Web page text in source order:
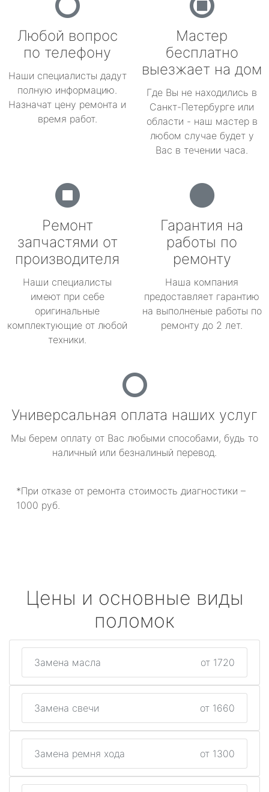
Любой вопрос
по телефону
Наши специалисты дадут
полную информацию.
Назначат цену ремонта и
время работ.
Мастер
бесплатно
выезжает на дом
Где Вы не находились в
Санкт-Петербурге или
области - наш мастер в
любом случае будет у
Вас в течении часа.
Ремонт
запчастями от
производителя
Наши специалисты
имеют при себе
оригинальные
комплектующие от любой
техники.
Гарантия на
работы по
ремонту
Наша компания
предоставляет гарантию
на выполненые работы по
ремонту до 2 лет.
Универсальная оплата наших услуг
Мы берем оплату от Вас любыми способами, будь то
наличный или безналиный перевод.
*При отказе от ремонта стоимость диагностики –
1000 руб.
Цены и основные виды
поломок
Замена масла от 1720
Замена свечи от 1660
Замена ремня хода от 1300